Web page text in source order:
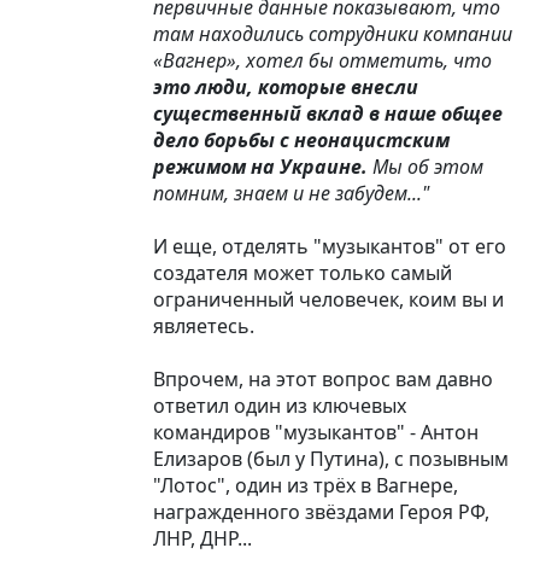
первичные данные показывают, что
там находились сотрудники компании
«Вагнер», хотел бы отметить, что
это люди, которые внесли
существенный вклад в наше общее
дело борьбы с неонацистским
режимом на Украине. Мы об этом
помним, знаем и не забудем..."
И еще, отделять "музыкантов" от его
создателя может только самый
ограниченный человечек, коим вы и
являетесь.
Впрочем, на этот вопрос вам давно
ответил один из ключевых
командиров "музыкантов" - Антон
Елизаров (был у Путина), с позывным
"Лотос", один из трёх в Вагнере,
награжденного звёздами Героя РФ,
ЛНР, ДНР...